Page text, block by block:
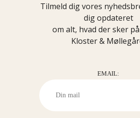
Tilmeld dig vores
dig opdateret
om alt, hvad der sker
Kloster &
EMAIL: